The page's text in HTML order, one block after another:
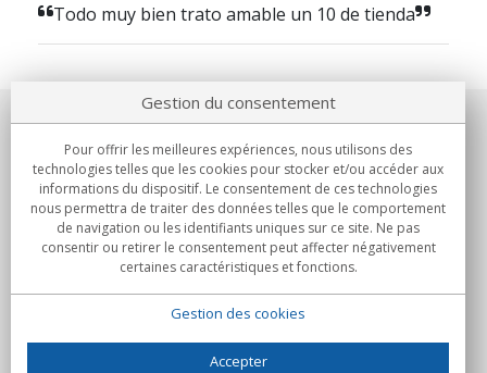
Todo muy bien trato amable un 10 de tienda
Notre société
Engagements
Achats
Gestion du consentement
Pour offrir les meilleures expériences, nous utilisons des
technologies telles que les cookies pour stocker et/ou accéder aux
informations du dispositif. Le consentement de ces technologies
nous permettra de traiter des données telles que le comportement
de navigation ou les identifiants uniques sur ce site. Ne pas
consentir ou retirer le consentement peut affecter négativement
certaines caractéristiques et fonctions.
Gestion des cookies
Accepter